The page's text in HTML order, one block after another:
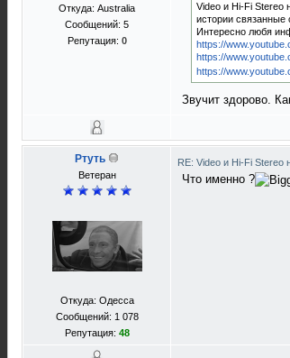
Откуда: Australia
Сообщений: 5
Репутация: 0
Video и Hi-Fi Stereo
истории связанные
Интересно любя
https://
https://
https://
Звучит здорово.
Ртуть
Ветеран
Откуда: Одесса
Сообщений: 1 078
Репутация: 48
RE: Video и Hi-Fi Stereo
Что именно ?